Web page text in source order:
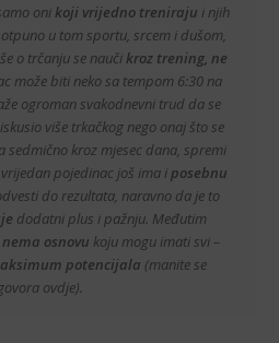
oni koji vrijedno treniraju i njih
u tom sportu, srcem i dušom,
o trčanju se nauči kroz trening, ne
može biti neko sa tempom 6:30 na
ogroman svakodnevni trud da se
više trkačkog nego onaj što se
sedmično kroz mjesec dana, spremi
pojedinac još ima i posebnu
do rezultata, naravno da je to
dodatni plus i pažnju. Međutim
nema osnovu koju mogu imati svi –
potencijala (manite se
ovdje).